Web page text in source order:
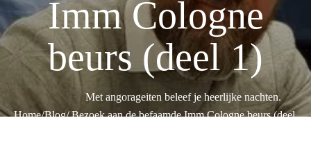
Imm Cologne
beurs (deel 1)
Home/Blog/
Met angorageiten beleef je heerlijke nachten.
Bezoek aan de befaamde Imm Cologne beurs (deel